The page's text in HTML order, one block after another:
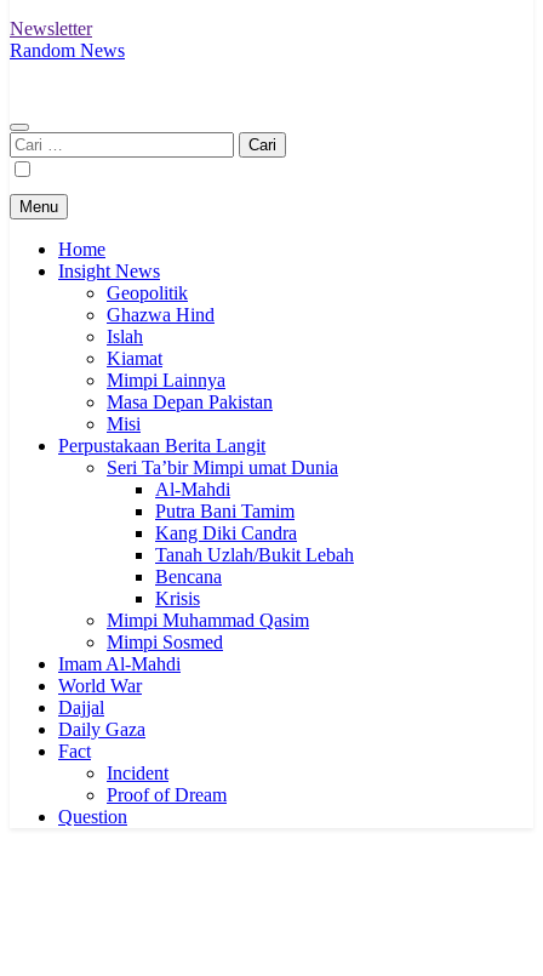
Newsletter
Random News
Cari
untuk:
Menu
Home
Insight News
Geopolitik
Ghazwa Hind
Islah
Kiamat
Mimpi Lainnya
Masa Depan Pakistan
Misi
Perpustakaan Berita Langit
Seri Ta’bir Mimpi umat Dunia
Al-Mahdi
Putra Bani Tamim
Kang Diki Candra
Tanah Uzlah/Bukit Lebah
Bencana
Krisis
Mimpi Muhammad Qasim
Mimpi Sosmed
Imam Al-Mahdi
World War
Dajjal
Daily Gaza
Fact
Incident
Proof of Dream
Question